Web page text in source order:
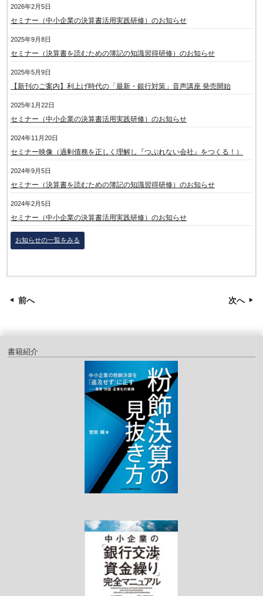
2026年2月5日
セミナー（中小企業の決算書活用実践研修）のお知らせ
2025年9月8日
セミナー（決算書を読むための簿記の知識習得研修）のお知らせ
2025年5月9日
【新刊のご案内】利上げ時代の「最新・銀行対策」音声講座 発売開始
2025年1月22日
セミナー（中小企業の決算書活用実践研修）のお知らせ
2024年11月20日
セミナー映像（過剰債務を正しく理解し『つぶれない会社』をつくる！）
2024年9月5日
セミナー（決算書を読むための簿記の知識習得研修）のお知らせ
2024年2月5日
セミナー（中小企業の決算書活用実践研修）のお知らせ
お知らせの一覧をみる
前へ 次へ
書籍紹介